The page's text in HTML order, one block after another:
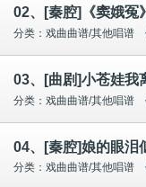
02、[秦腔]《窦娥冤
分类：戏曲曲谱/其他唱
03、[曲剧]小苍娃我
分类：戏曲曲谱/其他唱
04、[秦腔]娘的眼泪
分类：戏曲曲谱/其他唱